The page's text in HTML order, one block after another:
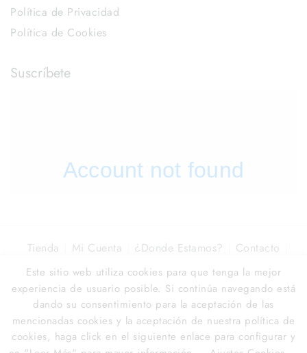
Política de Privacidad
Política de Cookies
Suscríbete
Tienda Mi Cuenta ¿Donde Estamos?
Contacto
Óptica La Colonia
© 2026Óptica La Colonia
Flow Agency › Marbella Dev ⚡️ Web, IA & Marketing
Digital🚀
Este sitio web utiliza cookies para que tenga la mejor
experiencia de usuario posible. Si continúa navegando está
dando su consentimiento para la aceptación de las
mencionadas cookies y la aceptación de nuestra política de
cookies, haga click en el siguiente enlace para configurar y